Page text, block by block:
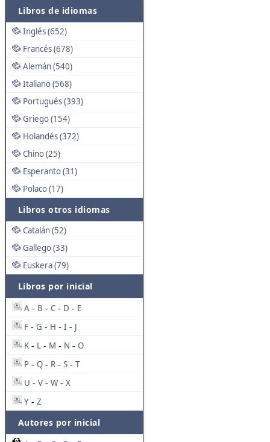
Libros de idiomas
Inglés (652)
Francés (678)
Alemán (540)
Italiano (568)
Portugués (393)
Griego (154)
Holandés (372)
Chino (25)
Esperanto (31)
Polaco (17)
Libros otros idiomas
Catalán (52)
Gallego (33)
Euskera (79)
Libros por inicial
A - B - C - D - E
F - G - H - I - J
K - L - M - N - O
P - Q - R - S - T
U - V - W - X
Y - Z
Autores por inicial